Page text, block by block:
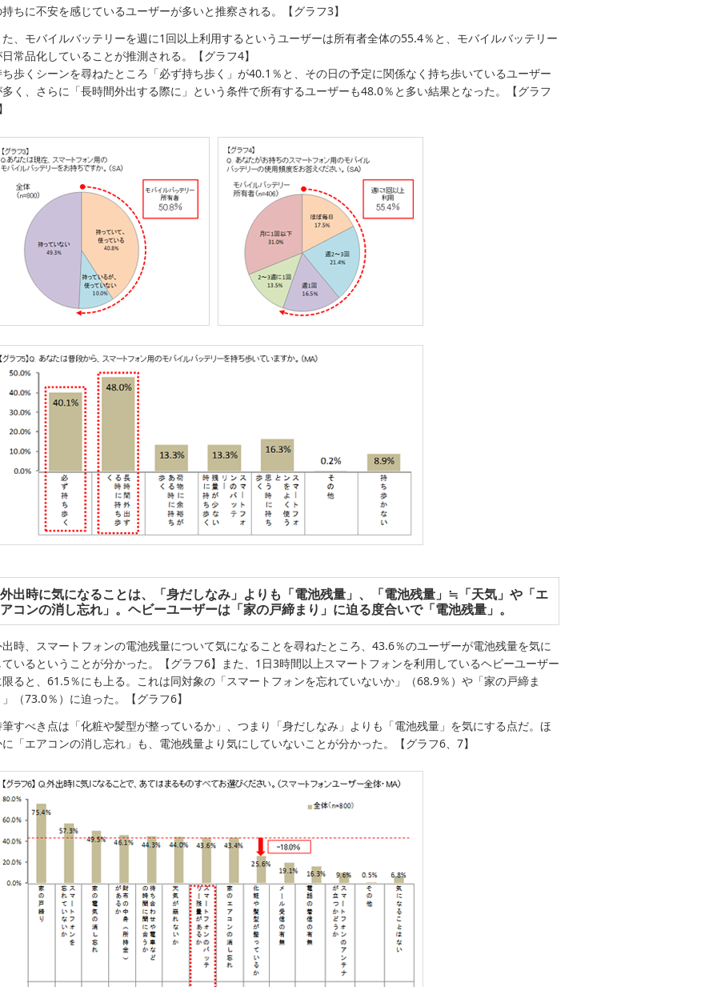
ちに不安を感じているユーザーが多いと推察される。【グラフ3】
、モバイルバッテリーを週に1回以上利用するというユーザーは所有者全体の55.4％と、モバイルバッテリー
常品化していることが推測される。【グラフ4】
歩くシーンを尋ねたところ「必ず持ち歩く」が40.1％と、その日の予定に関係なく持ち歩いているユーザー
く、さらに「長時間外出する際に」という条件で所有するユーザーも48.0％と多い結果となった。【グラフ
外出時に気になることは、「身だしなみ」よりも「電池残量」、「電池残量」≒「天気」や「エ
アコンの消し忘れ」。ヘビーユーザーは「家の戸締まり」に迫る度合いで「電池残量」。
時、スマートフォンの電池残量について気になることを尋ねたところ、43.6％のユーザーが電池残量を気に
いるということが分かった。【グラフ6】また、1日3時間以上スマートフォンを利用しているヘビーユーザー
ると、61.5％にも上る。これは同対象の「スマートフォンを忘れていないか」（68.9％）や「家の戸締ま
（73.0％）に迫った。【グラフ6】
すべき点は「化粧や髪型が整っているか」、つまり「身だしなみ」よりも「電池残量」を気にする点だ。ほ
「エアコンの消し忘れ」も、電池残量より気にしていないことが分かった。【グラフ6、7】